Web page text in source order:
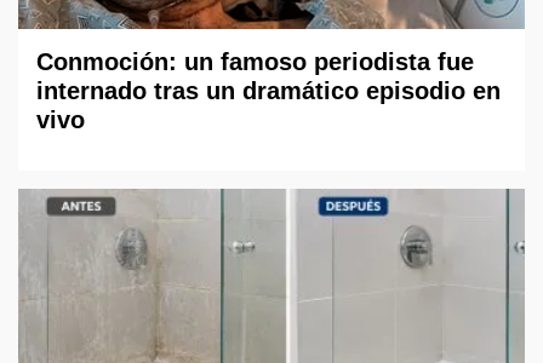
Conmoción: un famoso periodista fue
internado tras un dramático episodio en
vivo